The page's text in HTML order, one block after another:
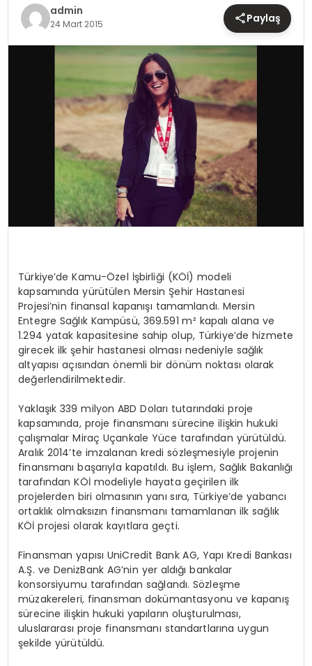
TEKNOLOJI
YAŞAM
admin
24 Mart 2015 Paylaş
Türkiye’de Kamu-Özel İşbirliği (KÖİ) modeli
kapsamında yürütülen Mersin Şehir Hastanesi
Projesi’nin finansal kapanışı tamamlandı. Mersin
Entegre Sağlık Kampüsü, 369.591 m² kapalı alana ve
1.294 yatak kapasitesine sahip olup, Türkiye’de hizmete
girecek ilk şehir hastanesi olması nedeniyle sağlık
altyapısı açısından önemli bir dönüm noktası olarak
değerlendirilmektedir.
Yaklaşık 339 milyon ABD Doları tutarındaki proje
kapsamında, proje finansmanı sürecine ilişkin hukuki
çalışmalar Miraç Uçankale Yüce tarafından yürütüldü.
Aralık 2014’te imzalanan kredi sözleşmesiyle projenin
finansmanı başarıyla kapatıldı. Bu işlem, Sağlık Bakanlığı
tarafından KÖİ modeliyle hayata geçirilen ilk
projelerden biri olmasının yanı sıra, Türkiye’de yabancı
ortaklık olmaksızın finansmanı tamamlanan ilk sağlık
KÖİ projesi olarak kayıtlara geçti.
Finansman yapısı UniCredit Bank AG, Yapı Kredi Bankası
A.Ş. ve DenizBank AG’nin yer aldığı bankalar
konsorsiyumu tarafından sağlandı. Sözleşme
müzakereleri, finansman dokümantasyonu ve kapanış
sürecine ilişkin hukuki yapıların oluşturulması,
uluslararası proje finansmanı standartlarına uygun
şekilde yürütüldü.